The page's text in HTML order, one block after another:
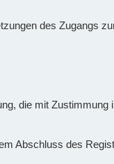
des Zugangs
die mit Zustimmung
Abschluss des